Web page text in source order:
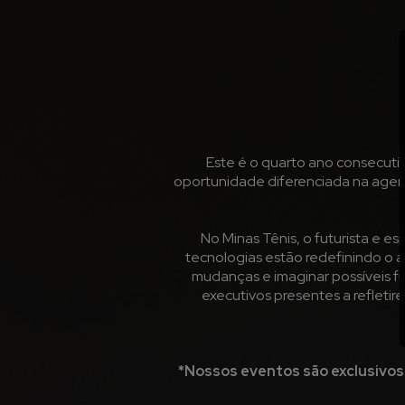
Este é o quarto ano
oportunidade diferenciada na
No Minas Tênis, o futurista e
tecnologias estão redefinindo o
mudanças e imaginar possíveis
executivos presentes a
*Nossos eventos são